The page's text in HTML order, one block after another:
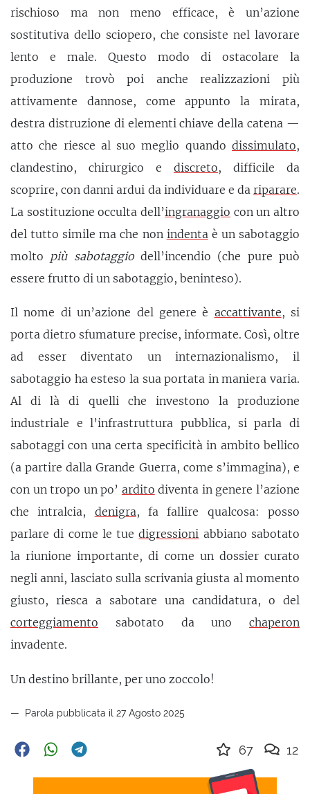
rischioso ma non meno efficace, è un’azione
sostitutiva dello sciopero, che consiste nel lavorare
lento e male. Questo modo di ostacolare la
produzione trovò poi anche realizzazioni più
attivamente dannose, come appunto la mirata,
destra distruzione di elementi chiave della catena —
atto che riesce al suo meglio quando dissimulato,
clandestino, chirurgico e discreto, difficile da
scoprire, con danni ardui da individuare e da riparare.
La sostituzione occulta dell’ingranaggio con un altro
del tutto simile ma che non indenta è un sabotaggio
molto più sabotaggiodell’incendio (che pure può
essere frutto di un sabotaggio, beninteso).
Il nome di un’azione del genere è accattivante, si
porta dietro sfumature precise, informate. Così, oltre
ad esser diventato un internazionalismo, il
sabotaggio ha esteso la sua portata in maniera varia.
Al di là di quelli che investono la produzione
industriale e l’infrastruttura pubblica, si parla di
sabotaggi con una certa specificità in ambito bellico
(a partire dalla Grande Guerra, come s’immagina), e
con un tropo un po’ ardito diventa in genere l’azione
che intralcia, denigra, fa fallire qualcosa: posso
parlare di come le tuedigressioni abbiano sabotato
la riunione importante, di come un dossier curato
negli anni, lasciato sulla scrivania giusta al momento
giusto, riesca a sabotare una candidatura, o del
corteggiamento sabotato da uno chaperon
invadente.
Un destino brillante, per uno zoccolo!
Parola pubblicata il 27 Agosto 2025
67 12